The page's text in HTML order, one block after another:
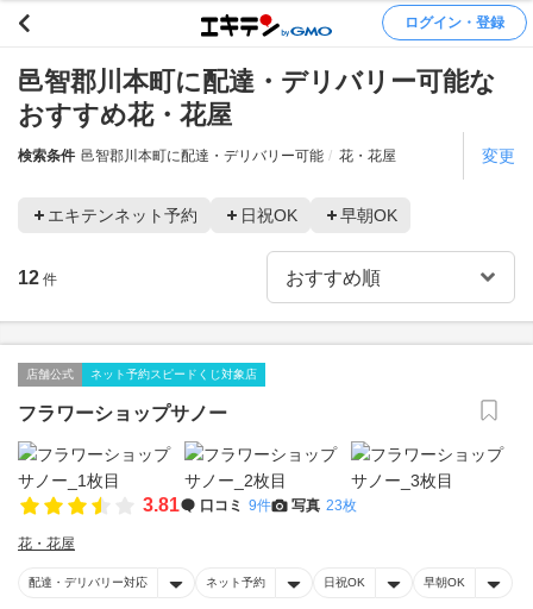
ログイン・登録
邑智郡川本町に配達・デリバリー可能な
おすすめ花・花屋
検索条件 邑智郡川本町に配達・デリバリー可能 花・花屋 変更
エキテンネット予約 日祝OK 早朝OK
12 件
店舗公式 ネット予約スピードくじ対象店
フラワーショップサノー
3.81 口コミ 9件 写真 23枚
花・花屋
配達・デリバリー対応 ネット予約 日祝OK 早朝OK